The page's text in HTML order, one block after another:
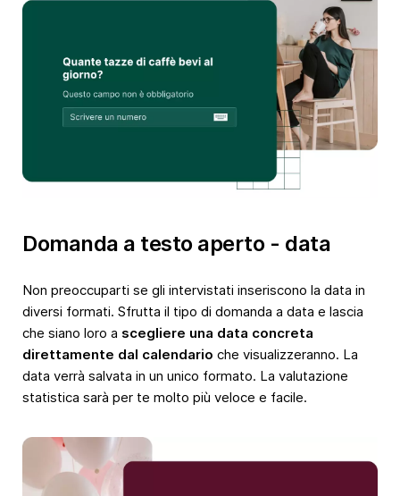
Domanda a testo aperto - data
Non preoccuparti se gli intervistati inseriscono la data in
diversi formati. Sfrutta il tipo di domanda a data e lascia
che siano loro a scegliere una data concreta
direttamente dal calendario che visualizzeranno. La
data verrà salvata in un unico formato. La valutazione
statistica sarà per te molto più veloce e facile.